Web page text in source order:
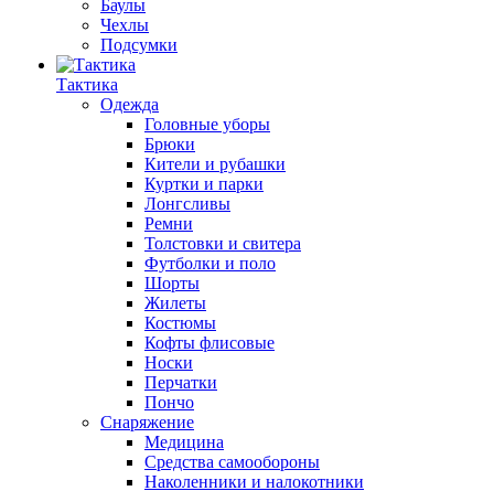
Баулы
Чехлы
Подсумки
Тактика
Одежда
Головные уборы
Брюки
Кители и рубашки
Куртки и парки
Лонгсливы
Ремни
Толстовки и свитера
Футболки и поло
Шорты
Жилеты
Костюмы
Кофты флисовые
Носки
Перчатки
Пончо
Снаряжение
Медицина
Средства самообороны
Наколенники и налокотники